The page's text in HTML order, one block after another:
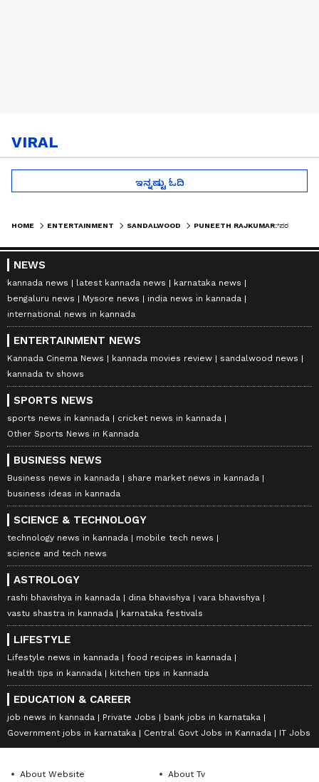
VIRAL
ಇನ್ನಷ್ಟು ಓದಿ
HOME ENTERTAINMENT SANDALWOOD
NEWS
kannada news latest kannada news
karnataka news
bengaluru news
Mysore news
india news in kannada
international news in kannada
ENTERTAINMENT NEWS
Kannada Cinema News kannada movies review
sandalwood news
kannada tv shows
SPORTS NEWS
sports news in kannada
cricket news in kannada
Other Sports News in Kannada
BUSINESS NEWS
Business news in kannada
share market news in kannada
business ideas in kannada
SCIENCE & TECHNOLOGY
technology news in kannada
mobile tech news
science and tech news
ASTROLOGY
rashi bhavishya in kannada dina bhavishya
vara bhavishya
vastu shastra in kannada
karnataka festivals
LIFESTYLE
Lifestyle news in kannada
food recipes in kannada
health tips in kannada
kitchen tips in kannada
EDUCATION & CAREER
job news in kannada Private Jobs
bank jobs in karnataka
Government jobs in karnataka
Central Govt Jobs in Kannada IT Jobs
About Website About Tv